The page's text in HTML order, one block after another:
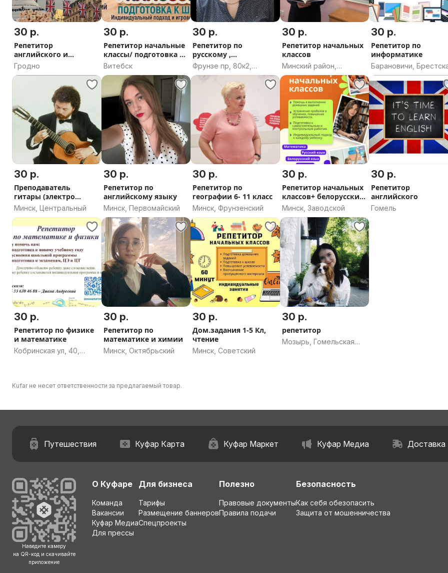
30 р.
Репетитор
английского и
немецкого языков
Гродно
30 р.
Репетитор начальные
классы/ подготовка к
школе
Витебск
30 р.
Репетитор по
русскому ,
английскому и
математике
Фрунзе пр, 80к2,
Витебск, Витебская
область
30 р.
Репетитор начальных
классов
Минский район,
Минская область
30 р.
Репетитор по
информатике
Барановичи,
область
30 р.
Преподаватель
гитары (электро
акустика)
Минск, Центральный
30 р.
Репетитор по
английскому языку
Минск, Первомайский
30 р.
Репетитор по
географии 6- 11 класс
Минск, Фрунзенский
30 р.
Репетитор начальных
классов+ белорусский
язык
Минск, Заводской
30 р.
Репетитор
английского
Гомель
30 р.
Репетитор по физике
и математике
Кобринская ул, 40,
30 р.
Репетитор по
математике и химии
Минск, Октябрьский
30 р.
Дом.задания 1-5 Кл,
чтение
Минск, Советский
30 р.
репетитор
Мозырь, Гомельская
Kufar не несет ответственности за предлагаемый товар.
Путешествия Куфар Карта Куфар Маркет Куфар Медиа Доставка
Наведите камеру
на QR-код и скачивайте
приложение
О Куфаре
Команда
Вакансии
Куфар Медиа
Для прессы
Для бизнеса
Тарифы
Размещение баннеров
Спецпроекты
Полезно
Правовые документы
Правила подачи
Безопасность
Как себя обезопасить
Защита от мошенничества